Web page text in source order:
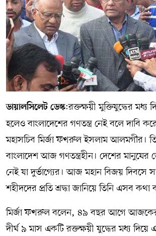
ডায়ালসিলেট ডেস্ক:রক্তক্ষয়ী মুক্তিযুদ্ধের মধ্য
হলেও বাংলাদেশের গণতন্ত্র নেই বলে দাবি
মহাসচিব মির্জা ফখরুল ইসলাম আলমগীর।
বাংলাদেশ আজ গণতন্ত্রহীন। দেশের মানুষের
নেই যা দুর্ভাগ্যের। আজ মহান বিজয় দিবসে
শহীদদের প্রতি শ্রদ্ধা জানিয়ে তিনি এসব কথা
মির্জা ফখরুল বলেন, ৪৯ বছর আগে
দীর্ঘ ৯ মাস একটি রক্তক্ষয়ী যুদ্ধের মধ্য দিয়ে
সম্পাদকীয় কলাম
ABOUT US
DIAL SYLHET